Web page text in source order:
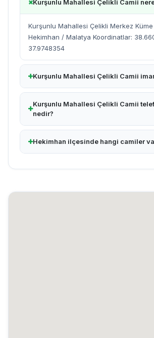
Kurşunlu Mahallesi Çelikli Camii
Kurşunlu Mahallesi Çelikli Merkez Küme
Hekimhan / Malatya Koordinatlar:
37.9748354
Kurşunlu Mahallesi Çelikli Camii
Kurşunlu Mahallesi Çelikli Camii
nedir?
Hekimhan ilçesinde hangi camiler